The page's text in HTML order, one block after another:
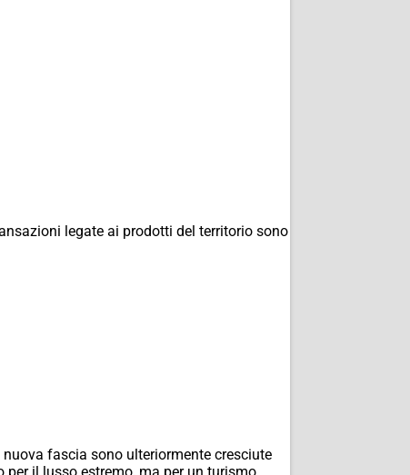
legate ai prodotti del territorio sono
fascia sono ulteriormente cresciute